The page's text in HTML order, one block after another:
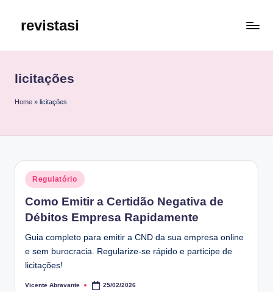
revistasi
melhor
mais
licitações
Home » licitações
Posted
in
Regulatório
Como Emitir a Certidão Negativa de
Débitos Empresa Rapidamente
Guia completo para emitir a CND da sua empresa online
e sem burocracia. Regularize-se rápido e participe de
licitações!
Posted
Vicente Abravante 25/02/2026